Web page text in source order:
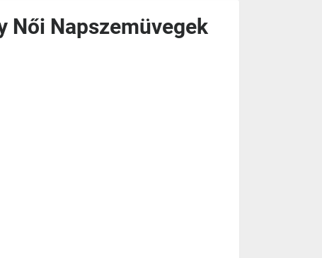
Női Napszemüvegek